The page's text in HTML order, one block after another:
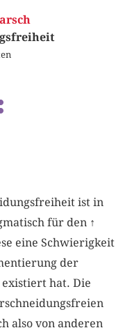
ist in
für den ↑
eine Schwierigkeit
der
hat. Die
also von anderen